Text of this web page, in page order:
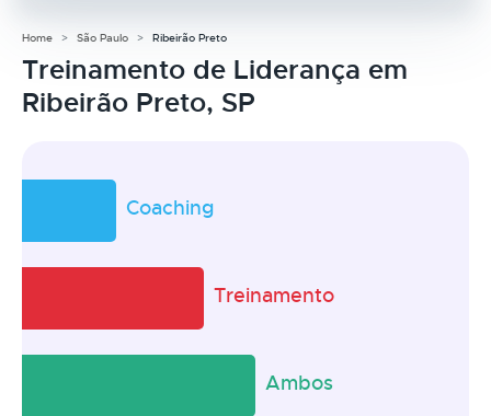
Home São Paulo Ribeirão Preto
Treinamento de Liderança em
Ribeirão Preto, SP